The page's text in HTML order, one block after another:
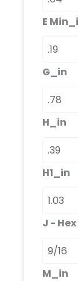
E
G_in
H_in
H1_in
J -
M_in